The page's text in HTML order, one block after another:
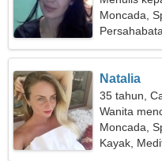
luar biasa
Moncada,
Natalia
35 tahun,
Wanita
Moncada,
Kayak,